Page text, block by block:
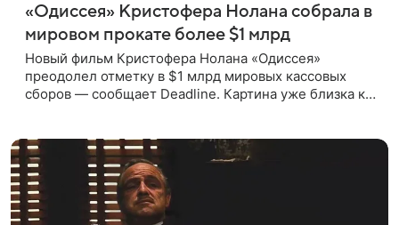
«Одиссея» Кристофера Нолана собрала в
мировом прокате более $1 млрд
Новый фильм Кристофера Нолана «Одиссея»
преодолел отметку в $1 млрд мировых кассовых
сборов — сообщает Deadline. Картина уже близка к